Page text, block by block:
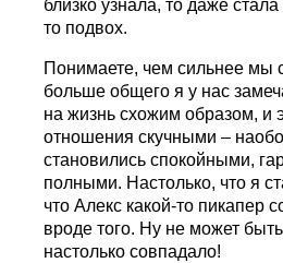
близко узнала, то даже
то подвох.
Понимаете, чем сильнее мы
больше общего я у нас
на жизнь схожим образом, и
отношения скучными –
становились спокойными,
полными. Настолько, что я
что Алекс какой-то пикапер
вроде того. Ну не может
настолько совпадало!